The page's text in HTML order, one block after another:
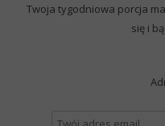
Twoja tygodniowa porcja
się i